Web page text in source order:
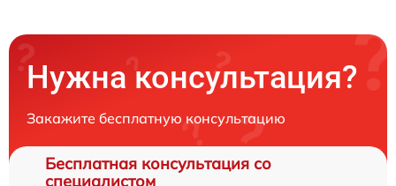
Нужна консультация?
Закажите бесплатную консультацию
Бесплатная консультация со
специалистом